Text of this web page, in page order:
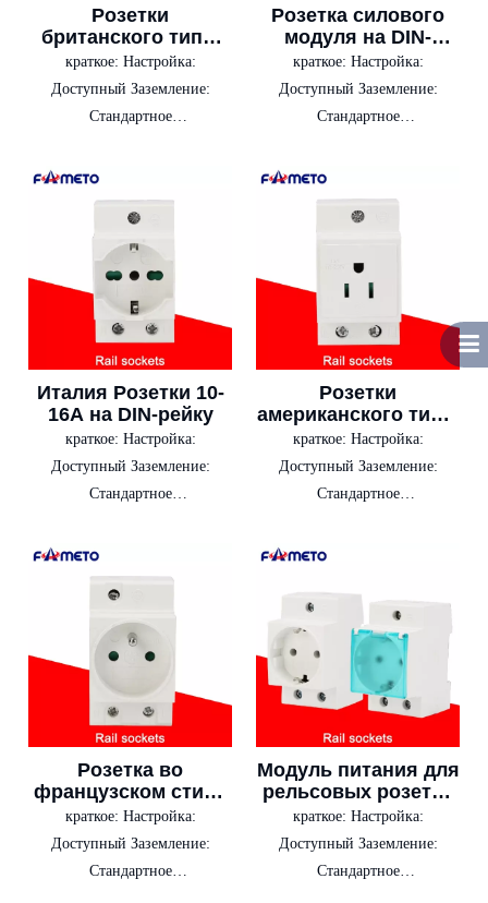
Розетки
британского типа,
13А, розетка для
силового модуля
краткое: Настройка:
Доступный Заземление:
Стандартное
переключателя
Розетка силового
модуля на DIN-
рейку, Южная
Африка
краткое: Настройка:
Доступный Заземление:
Стандартное
переключателя
Италия Розетки 10-
16А на DIN-рейку
краткое: Настройка:
Доступный Заземление:
Стандартное
переключателя
Розетки
американского типа,
15 А, розетка для
силового модуля
краткое: Настройка:
Доступный Заземление:
Стандартное
переключателя
Розетка во
французском стиле
10-16А, 35 мм для
монтажа на рейку
краткое: Настройка:
Доступный Заземление:
Стандартное
Модуль питания для
рельсовых розеток
европейского типа
10/16А
краткое: Настройка:
Доступный Заземление:
Стандартное